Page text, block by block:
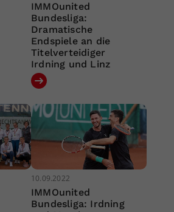
IMMOunited
Bundesliga:
Dramatische
Endspiele an die
Titelverteidiger
Irdning und Linz
10.09.2022
IMMOunited
Bundesliga: Irdning